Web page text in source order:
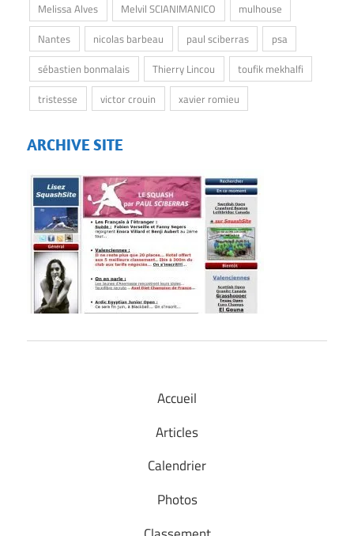
Melissa Alves
Melvil SCIANIMANICO
mulhouse
Nantes
nicolas barbeau paul sciberras
psa
sébastien bonmalais
Thierry Lincou
toufik mekhalfi
tristesse
victor crouin xavier romieu
ARCHIVE SITE
Accueil
Articles
Calendrier
Photos